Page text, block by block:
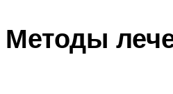
Методы